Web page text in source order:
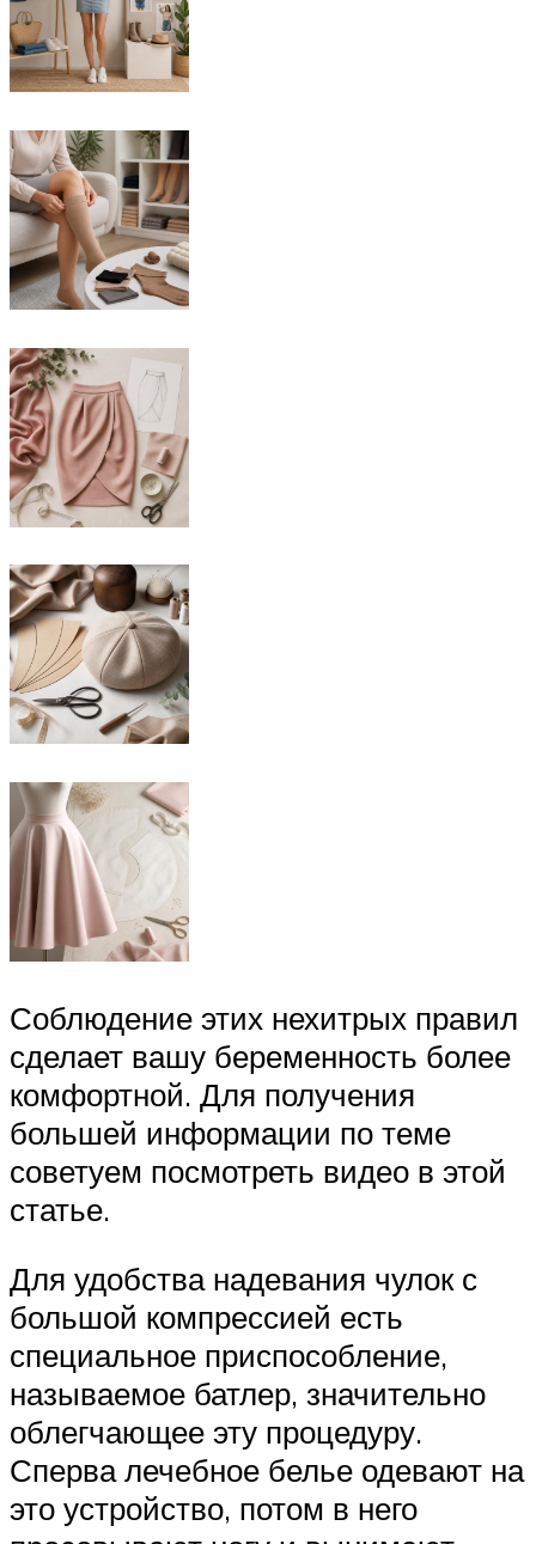
Соблюдение этих нехитрых правил
сделает вашу беременность более
комфортной. Для получения
большей информации по теме
советуем посмотреть видео в этой
статье.
Для удобства надевания чулок с
большой компрессией есть
специальное приспособление,
называемое батлер, значительно
облегчающее эту процедуру.
Сперва лечебное белье одевают на
это устройство, потом в него